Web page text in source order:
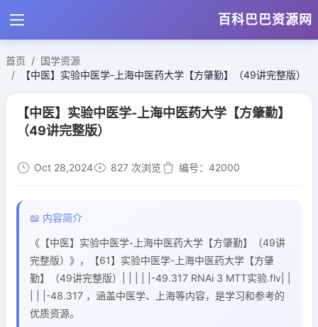
百科巴巴资源网
首页
国学资源
【中医】实验中医学-上海中医药大学【方肇勤】（49讲完整版）
【中医】实验中医学-上海中医药大学【方肇勤】
（49讲完整版）
Oct 28,2024 827 次浏览 编号：42000
📖 内容简介
《【中医】实验中医学-上海中医药大学【方肇勤】（49讲
完整版）》，【61】实验中医学-上海中医药大学【方肇
勤】（49讲完整版）| | | | |-49.317 RNAi 3 MTT实验.flv| |
| | |-48.317 ，涵盖中医学、上海等内容，是学习和参考的
优质资源。